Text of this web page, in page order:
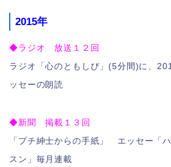
2015年
◆ラジオ 放送１２回
ラジオ「心のともしび」(5分間)に、
ッセーの朗読
◆新聞 掲載１３回
「プチ紳士からの手紙」 エッセー「
スン」毎月連載